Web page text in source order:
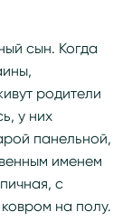
сын. Когда
родители
у них
панельной,
именем
с
на полу.